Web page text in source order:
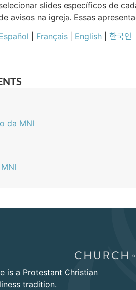
selecionar slides específicos de
avisos na igreja. Essas
Español
Français| English| 한국인
da MNI
is a Protestant Christian
tradition.